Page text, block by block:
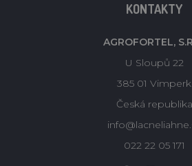
KONTAKTY
AGROFORTEL,
U Sloupů 22
385 01 Vimperk
Česká republika
022 22 05 171